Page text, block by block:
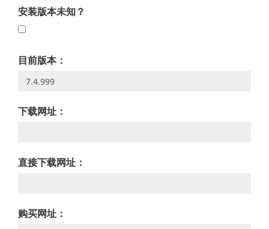
安装版本未知？
目前版本：
下载网址：
直接下载网址：
购买网址：